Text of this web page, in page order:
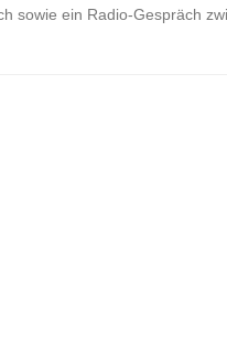
sowie ein Radio-Gespräch